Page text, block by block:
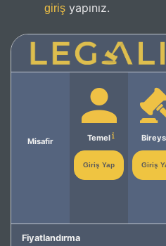
giriş yapınız.
Misafir Temel
Giriş Yap Giriş
Fiyatlandırma